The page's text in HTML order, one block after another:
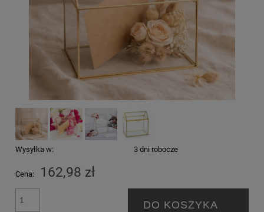
Wysyłka w: 3 dni robocze
Cena: 162,98 zł
DO KOSZYKA